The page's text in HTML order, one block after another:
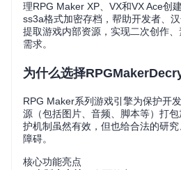
理RPG Maker XP、VX和VX Ace创
ss3a格式加密存档，帮助开发者、
提取游戏内部资源，实现二次创作
需求。
为什么选择
RPG Maker系列游戏引擎为保护开
源（包括图片、音频、脚本等）打
护机制虽然有效，但也给合法的研
障碍。
核心功能亮点